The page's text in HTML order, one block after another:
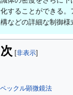
することができる
などの詳細な制御様
ックル顕微鏡法